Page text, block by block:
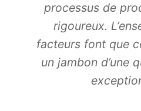
processus de
rigoureux.
facteurs font que
un jambon d’une